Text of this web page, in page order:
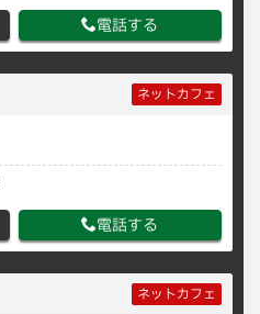
電話する
ネットカフェ
電話する
ネットカフェ